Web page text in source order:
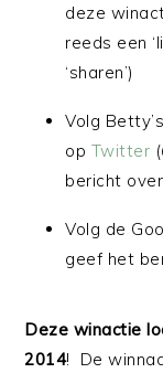
deze
reeds een
‘sharen’)
Volg
op Twitter
bericht
Volg de
geef het
Deze winactie
2014! De